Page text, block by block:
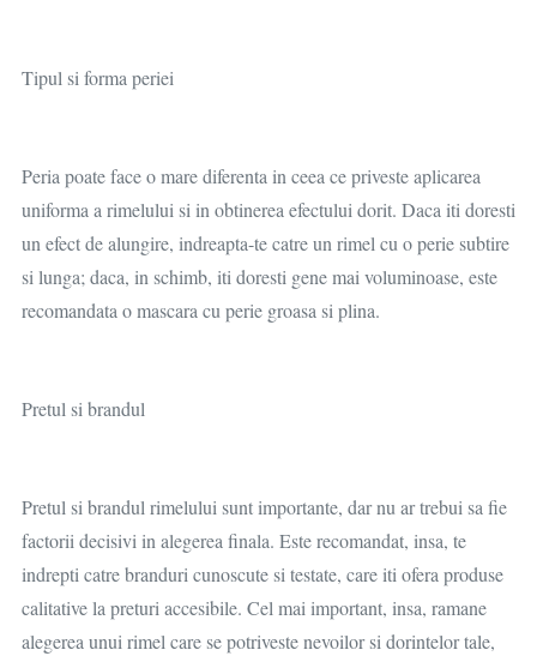
Tipul si forma periei
Peria poate face o mare diferenta in ceea ce priveste aplicarea
uniforma a rimelului si in obtinerea efectului dorit. Daca iti doresti
un efect de alungire, indreapta-te catre un rimel cu o perie subtire
si lunga; daca, in schimb, iti doresti gene mai voluminoase, este
recomandata o mascara cu perie groasa si plina.
Pretul si brandul
Pretul si brandul rimelului sunt importante, dar nu ar trebui sa fie
factorii decisivi in alegerea finala. Este recomandat, insa, te
indrepti catre branduri cunoscute si testate, care iti ofera produse
calitative la preturi accesibile. Cel mai important, insa, ramane
alegerea unui rimel care se potriveste nevoilor si dorintelor tale,